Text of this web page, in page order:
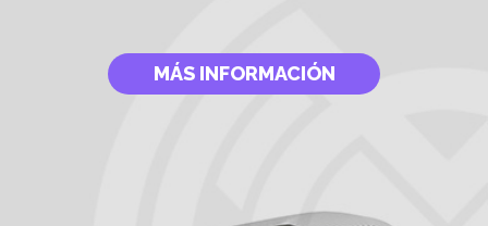
MÁS INFORMACIÓN